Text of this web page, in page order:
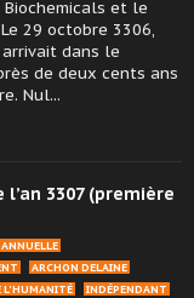
et le
29 octobre 3306,
arrivait dans le
de deux cents ans
Nul...
3307 (première
ARCHON DELAINE
L'HUMANITÉ
INDÉPENDANT